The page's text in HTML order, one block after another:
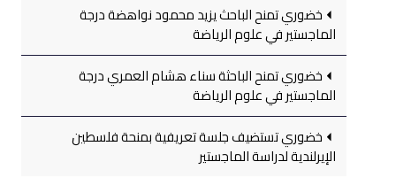
خضوري تمنح الباحث يزيد محمود نواهضة درجة
الماجستير في علوم الرياضة
خضوري تمنح الباحثة سناء هشام العمري درجة
الماجستير في علوم الرياضة
خضوري تستضيف جلسة تعريفية بمنحة فلسطين
الإيرلندية لدراسة الماجستير